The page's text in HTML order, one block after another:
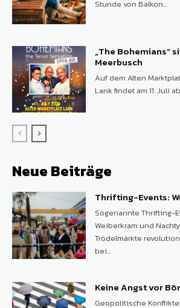
Stunde von Balkon...
„The Bohemians“
Meerbusch
Auf dem Alten
Lank findet am 11. Juli
Neue Beiträge
Thrifting-Events:
Sogenannte Thrifting-
Weiberkram und
Trödelmärkte
bei...
Keine Angst vor
Geopolitische